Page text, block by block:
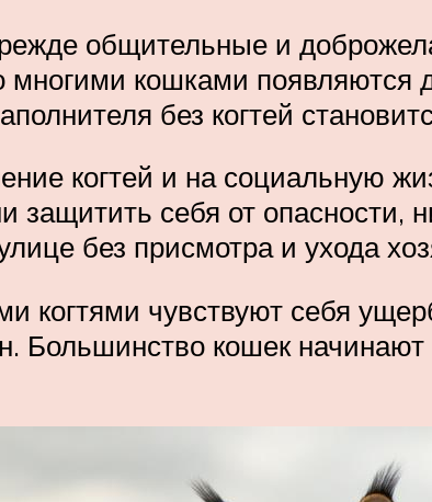
общительные и
многими кошками появляются
без когтей
когтей и на социальную
защитить себя от опасности,
без присмотра и ухода
когтями чувствуют себя
Большинство кошек начинают